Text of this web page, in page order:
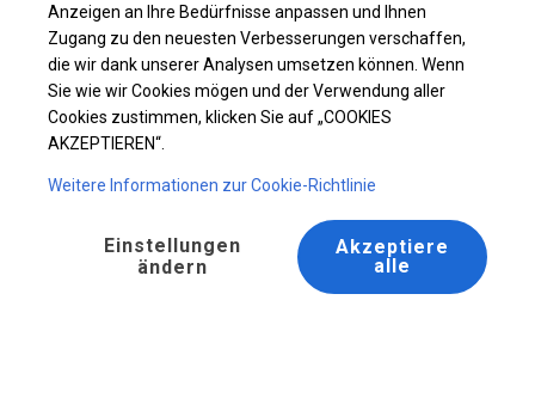
Anzeigen an Ihre Bedürfnisse anpassen und Ihnen
Zugang zu den neuesten Verbesserungen verschaffen,
die wir dank unserer Analysen umsetzen können. Wenn
Sie wie wir Cookies mögen und der Verwendung aller
Cookies zustimmen, klicken Sie auf „COOKIES
AKZEPTIEREN“.
Weitere Informationen zur Cookie-Richtlinie
Einstellungen
ändern
Akzeptiere
alle